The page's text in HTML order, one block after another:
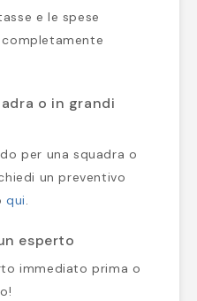
e le spese
o in grandi
per una squadra o
un preventivo
qui.
esperto
immediato prima o